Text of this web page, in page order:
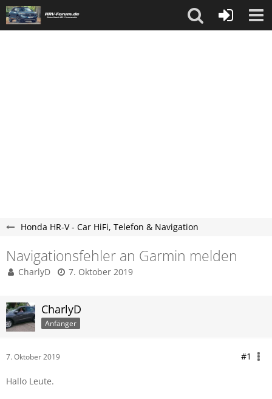
Honda HR-V - Car HiFi, Telefon & Navigation
Navigationsfehler an Garmin melden
CharlyD 7. Oktober 2019
CharlyD
Anfänger
7. Oktober 2019 #1
Hallo Leute.